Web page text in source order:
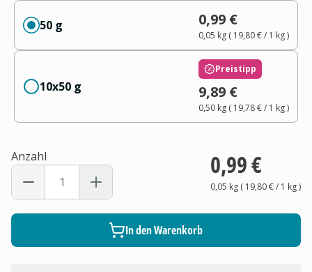
50 g 0,99 €
0,05 kg( 19,80 €/ 1 kg)
10x50 g
Preistipp
9,89 €
0,50 kg( 19,78 €/ 1 kg)
Anzahl 0,99 €
0,05 kg( 19,80 €/ 1 kg)
In den Warenkorb